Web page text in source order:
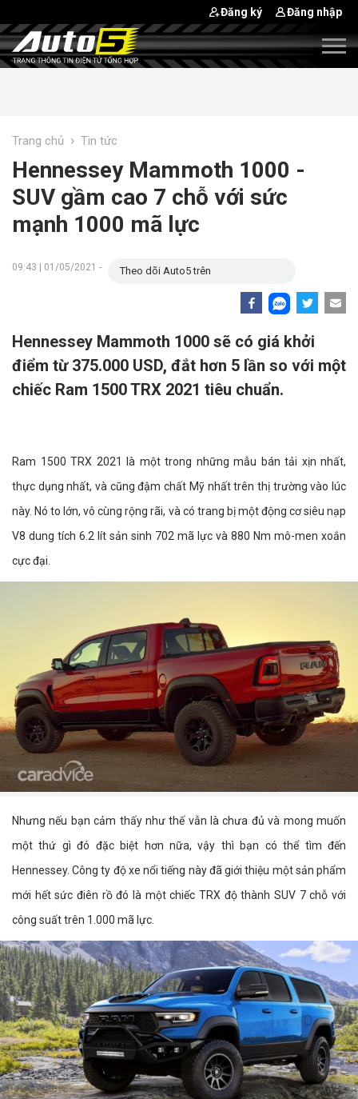
Đăng ký Đăng nhập
Trang chủ › Tin tức
Hennessey Mammoth 1000 -
SUV gầm cao 7 chỗ với sức
mạnh 1000 mã lực
09:43 | 01/05/2021 - Theo dõi Auto5 trên
Hennessey Mammoth 1000 sẽ có giá khởi
điểm từ 375.000 USD, đắt hơn 5 lần so với một
chiếc Ram 1500 TRX 2021 tiêu chuẩn.
Ram 1500 TRX 2021 là một trong những mẫu bán tải xịn nhất,
thực dụng nhất, và cũng đậm chất Mỹ nhất trên thị trường vào lúc
này. Nó to lớn, vô cùng rộng rãi, và có trang bị một động cơ siêu nạp
V8 dung tích 6.2 lít sản sinh 702 mã lực và 880 Nm mô-men xoắn
cực đại.
Nhưng nếu bạn cảm thấy như thế vẫn là chưa đủ và mong muốn
một thứ gì đó đặc biệt hơn nữa, vậy thì bạn có thể tìm đến
Hennessey. Công ty độ xe nổi tiếng này đã giới thiệu một sản phẩm
mới hết sức điên rồ đó là một chiếc TRX độ thành SUV 7 chỗ với
công suất trên 1.000 mã lực.